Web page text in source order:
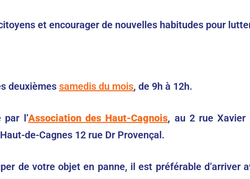
et encourager de nouvelles habitudes pour
deuxièmes samedis du mois, de 9h à 12h.
par l’Association des Haut-Cagnois, au 2 rue Xavier
de-Cagnes 12 rue Dr Provençal.
de votre objet en panne, il est préférable d’arriver